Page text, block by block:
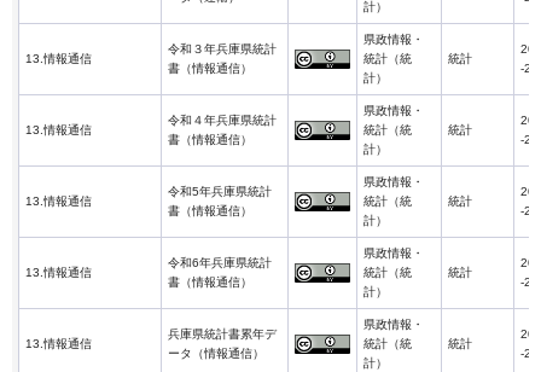
計）
13.情報通信
令和３年兵庫県統計
書（情報通信）
県政情報・
統計（統
計）
統計
-24
13.情報通信
令和４年兵庫県統計
書（情報通信）
県政情報・
統計（統
計）
統計
-22
13.情報通信
令和5年兵庫県統計
書（情報通信）
県政情報・
統計（統
計）
統計
-26
13.情報通信
令和6年兵庫県統計
書（情報通信）
県政情報・
統計（統
計）
統計
-26
13.情報通信
兵庫県統計書累年デ
ータ（情報通信）
県政情報・
統計（統
計）
統計
-26